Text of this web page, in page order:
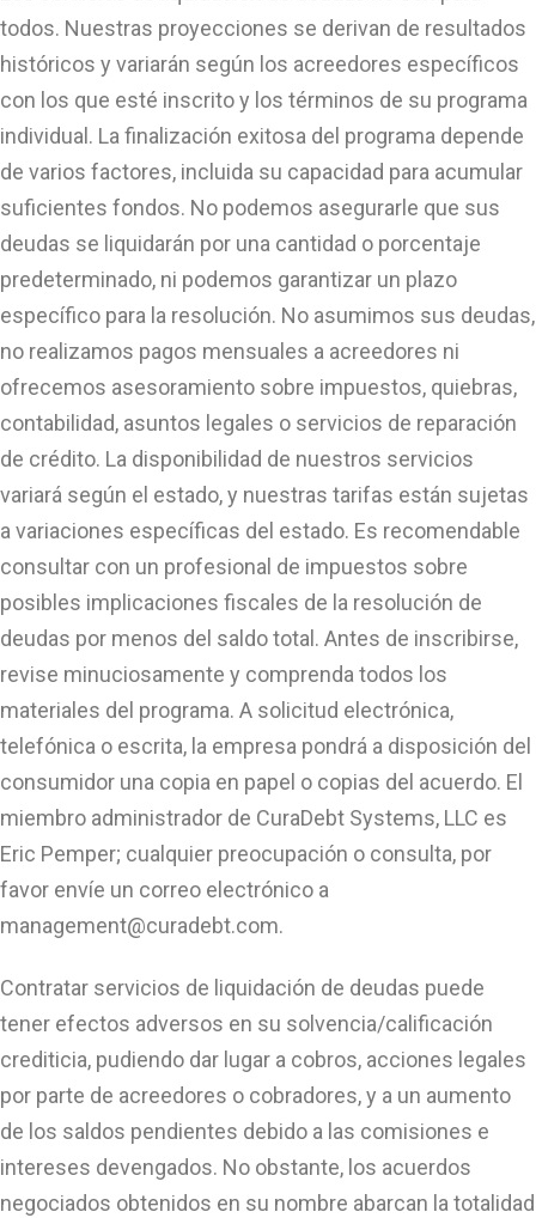
todos. Nuestras proyecciones se derivan de resultados
históricos y variarán según los acreedores específicos
con los que esté inscrito y los términos de su programa
individual. La finalización exitosa del programa depende
de varios factores, incluida su capacidad para acumular
suficientes fondos. No podemos asegurarle que sus
deudas se liquidarán por una cantidad o porcentaje
predeterminado, ni podemos garantizar un plazo
específico para la resolución. No asumimos sus deudas,
no realizamos pagos mensuales a acreedores ni
ofrecemos asesoramiento sobre impuestos, quiebras,
contabilidad, asuntos legales o servicios de reparación
de crédito. La disponibilidad de nuestros servicios
variará según el estado, y nuestras tarifas están sujetas
a variaciones específicas del estado. Es recomendable
consultar con un profesional de impuestos sobre
posibles implicaciones fiscales de la resolución de
deudas por menos del saldo total. Antes de inscribirse,
revise minuciosamente y comprenda todos los
materiales del programa. A solicitud electrónica,
telefónica o escrita, la empresa pondrá a disposición del
consumidor una copia en papel o copias del acuerdo. El
miembro administrador de CuraDebt Systems, LLC es
Eric Pemper; cualquier preocupación o consulta, por
favor envíe un correo electrónico a
management@curadebt.com.
Contratar servicios de liquidación de deudas puede
tener efectos adversos en su solvencia/calificación
crediticia, pudiendo dar lugar a cobros, acciones legales
por parte de acreedores o cobradores, y a un aumento
de los saldos pendientes debido a las comisiones e
intereses devengados. No obstante, los acuerdos
negociados obtenidos en su nombre abarcan la totalidad